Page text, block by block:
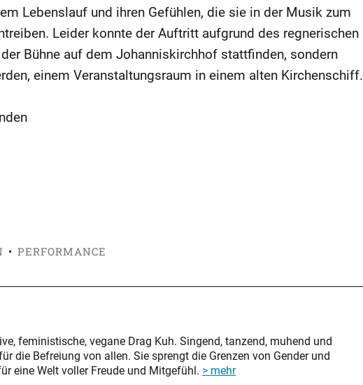
Lebenslauf und ihren Gefühlen, die sie in der Musik zum
Leider konnte der Auftritt aufgrund des regnerischen
Bühne auf dem Johanniskirchhof stattfinden, sondern
einem Veranstaltungsraum in einem alten Kirchenschiff.
PERFORMANCE
feministische, vegane Drag Kuh. Singend, tanzend, muhend und
die Befreiung von allen. Sie sprengt die Grenzen von Gender und
eine Welt voller Freude und Mitgefühl. > mehr